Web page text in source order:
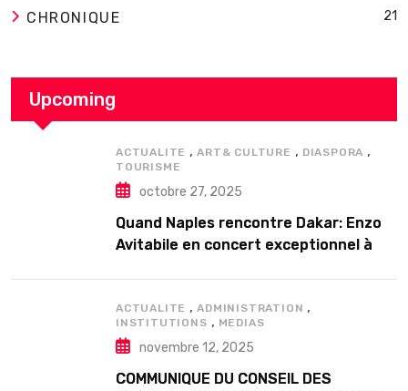
CHRONIQUE 21
Upcoming
ACTUALITE ,ART& CULTURE , DIASPORA ,
TOURISME
octobre 27, 2025
Quand Naples rencontre Dakar: Enzo
Avitabile en concert exceptionnel à
ACTUALITE ,ADMINISTRATION ,
INSTITUTIONS , MEDIAS
novembre 12, 2025
COMMUNIQUE DU CONSEIL DES